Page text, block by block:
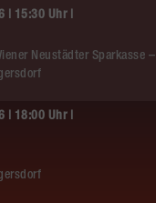
| 15:30 Uhr |
Neustädter Sparkasse –
| 18:00 Uhr |